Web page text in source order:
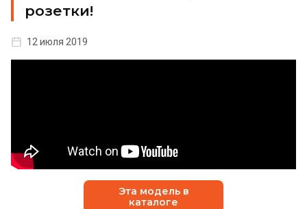
розетки!
12 июля 2019
Эта модель в
каталоге